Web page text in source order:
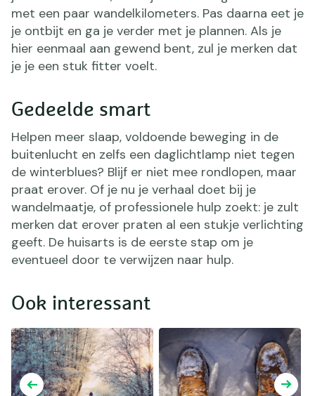
met een paar wandelkilometers. Pas daarna eet je
je ontbijt en ga je verder met je plannen. Als je
hier eenmaal aan gewend bent, zul je merken dat
je je een stuk fitter voelt.
Gedeelde smart
Helpen meer slaap, voldoende beweging in de
buitenlucht en zelfs een daglichtlamp niet tegen
de winterblues? Blijf er niet mee rondlopen, maar
praat erover. Of je nu je verhaal doet bij je
wandelmaatje, of professionele hulp zoekt: je zult
merken dat erover praten al een stukje verlichting
geeft. De huisarts is de eerste stap om je
eventueel door te verwijzen naar hulp.
Ook interessant